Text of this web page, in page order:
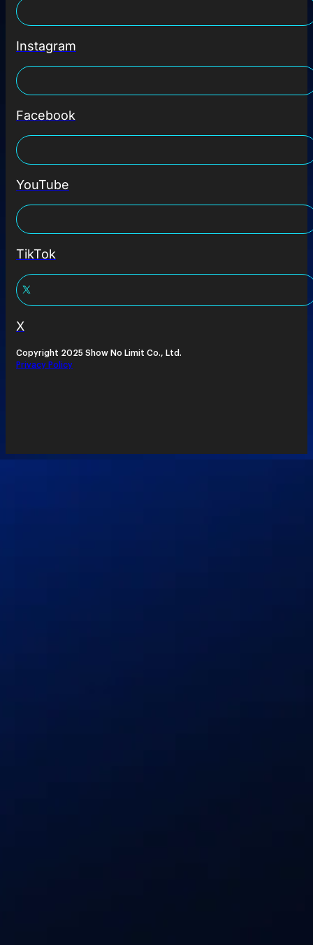
Instagram
Facebook
YouTube
TikTok
X
Copyright 2025 Show No Limit Co., Ltd.
Privacy Policy